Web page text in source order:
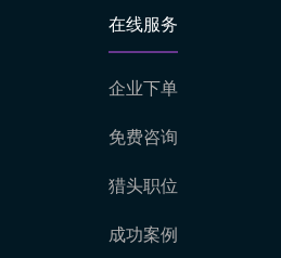
在线服务
企业下单
免费咨询
猎头职位
成功案例